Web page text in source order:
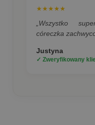
★★★★★
„Wszystko
córeczka
Justyna
✓ Zweryfikowany